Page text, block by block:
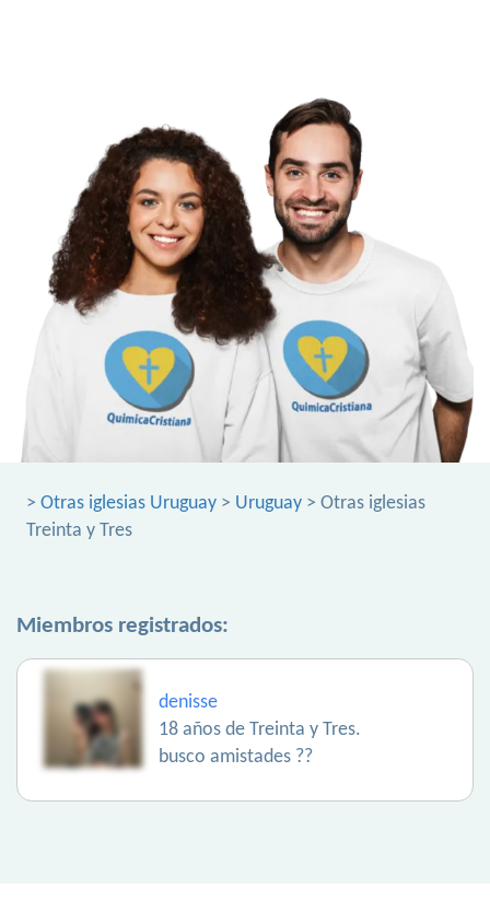
> Otras iglesias Uruguay > Uruguay > Otras iglesias
Treinta y Tres
Miembros registrados:
denisse
18 años de Treinta y Tres.
busco amistades ??